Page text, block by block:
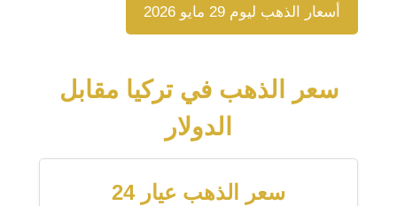
أسعار الذهب ليوم 29 مايو 2026
سعر الذهب في تركيا مقابل
الدولار
سعر الذهب عيار 24